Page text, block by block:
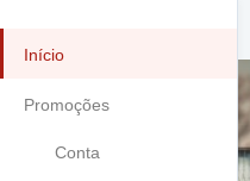
Início
Promoções
Conta